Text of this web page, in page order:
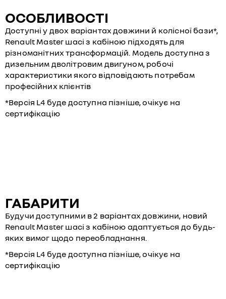
ОСОБЛИВОСТІ
Доступні у двох варіантах довжини й колісної бази*,
Renault Master шасі з кабіною підходять для
різноманітних трансформацій. Модель доступна з
дизельним дволітровим двигуном, робочі
характеристики якого відповідають потребам
професійних клієнтів
*Версія L4 буде доступна пізніше, очікує на
сертифікацію
ГАБАРИТИ
Будучи доступними в 2 варіантах довжини, новий
Renault Master шасі з кабіною адаптується до будь-
яких вимог щодо переобладнання.
*Версія L4 буде доступна пізніше, очікує на
сертифікацію